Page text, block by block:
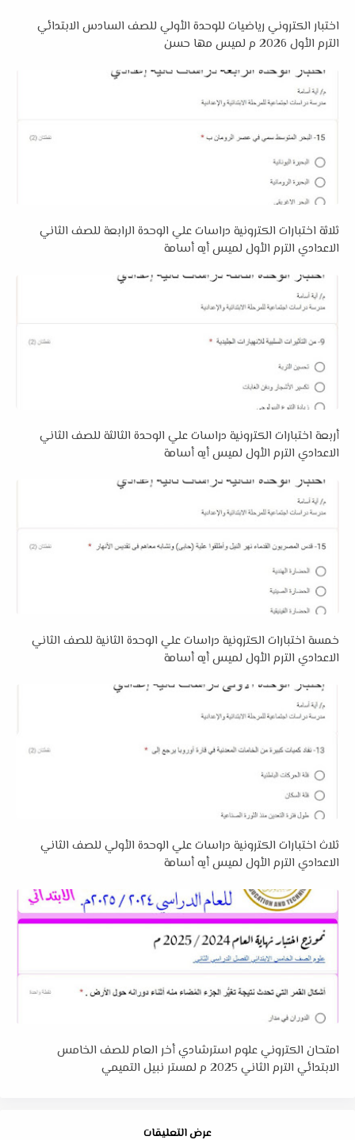
اختبار الكتروني رياضيات للوحدة الأولي للصف السادس الابتدائي
الترم الأول 2026 م لميس مها حسن
ثلاثة اختبارات الكترونية دراسات علي الوحدة الرابعة للصف الثاني
الاعدادي الترم الأول لميس أيه أسامة
أربعة اختبارات الكترونية دراسات علي الوحدة الثالثة للصف الثاني
الاعدادي الترم الأول لميس أيه أسامة
خمسة اختبارات الكترونية دراسات علي الوحدة الثانية للصف الثاني
الاعدادي الترم الأول لميس أيه أسامة
ثلاث اختبارات الكترونية دراسات علي الوحدة الأولي للصف الثاني
الاعدادي الترم الأول لميس أيه أسامة
امتحان الكتروني علوم استرشادي أخر العام للصف الخامس
الابتدائي الترم الثاني 2025 م لمستر نبيل التميمي
عرض التعليقات